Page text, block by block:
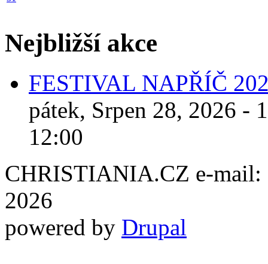
Nejbližší akce
FESTIVAL NAPŘÍČ
pátek, Srpen 28, 2026 -
12:00
CHRISTIANIA.CZ e-mail:
2026
powered by Drupal